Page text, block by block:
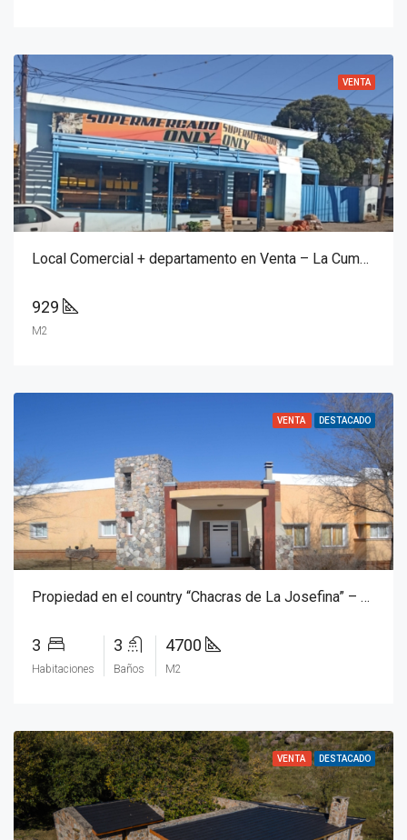
VENTA
Local Comercial + departamento en Venta – La Cumbre
929
M2
VENTA DESTACADO
Propiedad en el country “Chacras de La Josefina” – Villa Giardino
3
Habitaciones
3
Baños
4700
M2
VENTA DESTACADO